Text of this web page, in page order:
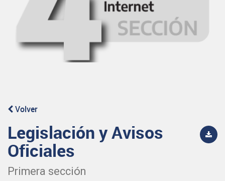
Volver
Legislación y Avisos
Oficiales
Primera sección